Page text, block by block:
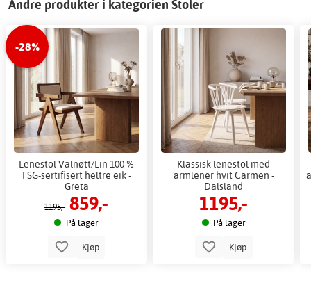
Andre produkter i kategorien Stoler
-28%
Lenestol Valnøtt/Lin 100 %
FSG-sertifisert heltre eik -
Greta
1195,- 859,-
På lager
Kjøp
Klassisk lenestol med
armlener hvit Carmen -
Dalsland
1195,-
På lager
Kjøp